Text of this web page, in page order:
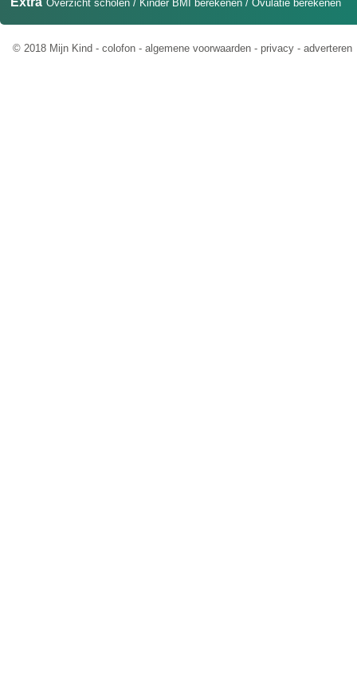
Overzicht scholen / Kinder BMI berekenen / Ovulatie berekenen
© 2018 Mijn Kind - colofon - algemene voorwaarden - privacy - adverteren